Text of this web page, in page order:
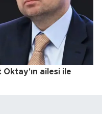
ailesi ile